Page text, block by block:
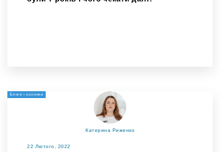
Блоги і колонки
Катерина Риженко
22 Лютого, 2022